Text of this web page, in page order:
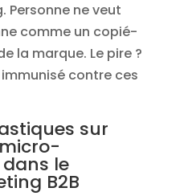
Personne ne veut
comme un copié-
la marque. Le pire ?
contre ces
sur
le
B2B